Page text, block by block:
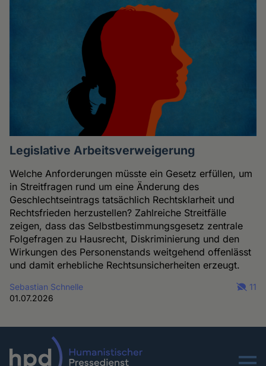
Legislative Arbeitsverweigerung
Welche Anforderungen müsste ein Gesetz erfüllen, um
in Streitfragen rund um eine Änderung des
Geschlechtseintrags tatsächlich Rechtsklarheit und
Rechtsfrieden herzustellen? Zahlreiche Streitfälle
zeigen, dass das Selbstbestimmungsgesetz zentrale
Folgefragen zu Hausrecht, Diskriminierung und den
Wirkungen des Personenstands weitgehend offenlässt
und damit erhebliche Rechtsunsicherheiten erzeugt.
Sebastian Schnelle
01.07.2026
11